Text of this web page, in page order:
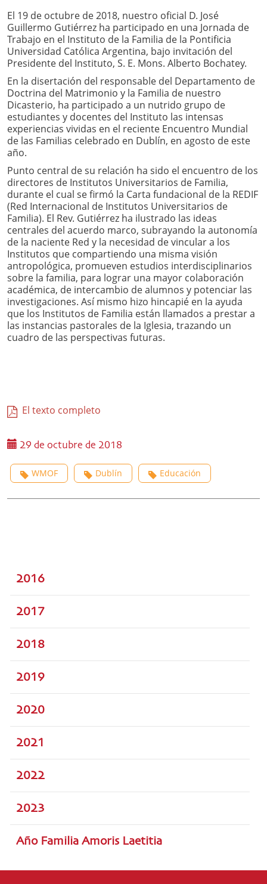
El 19 de octubre de 2018, nuestro oficial D. José
Guillermo Gutiérrez ha participado en una Jornada de
Trabajo en el Instituto de la Familia de la Pontificia
Universidad Católica Argentina, bajo invitación del
Presidente del Instituto, S. E. Mons. Alberto Bochatey.
En la disertación del responsable del Departamento de
Doctrina del Matrimonio y la Familia de nuestro
Dicasterio, ha participado a un nutrido grupo de
estudiantes y docentes del Instituto las intensas
experiencias vividas en el reciente Encuentro Mundial
de las Familias celebrado en Dublín, en agosto de este
año.
Punto central de su relación ha sido el encuentro de los
directores de Institutos Universitarios de Familia,
durante el cual se firmó la Carta fundacional de la REDIF
(Red Internacional de Institutos Universitarios de
Familia). El Rev. Gutiérrez ha ilustrado las ideas
centrales del acuerdo marco, subrayando la autonomía
de la naciente Red y la necesidad de vincular a los
Institutos que compartiendo una misma visión
antropológica, promueven estudios interdisciplinarios
sobre la familia, para lograr una mayor colaboración
académica, de intercambio de alumnos y potenciar las
investigaciones. Así mismo hizo hincapié en la ayuda
que los Institutos de Familia están llamados a prestar a
las instancias pastorales de la Iglesia, trazando un
cuadro de las perspectivas futuras.
El texto completo
29 de octubre de 2018
WMOF Dublín Educación
2016
2017
2018
2019
2020
2021
2022
2023
Año Familia Amoris Laetitia